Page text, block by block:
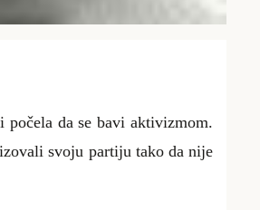
da se bavi aktivizmom.
svoju partiju tako da nije